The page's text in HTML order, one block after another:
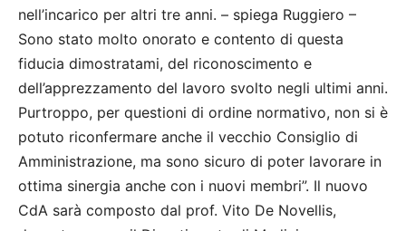
nell’incarico per altri tre anni. – spiega Ruggiero –
Sono stato molto onorato e contento di questa
fiducia dimostratami, del riconoscimento e
dell’apprezzamento del lavoro svolto negli ultimi anni.
Purtroppo, per questioni di ordine normativo, non si è
potuto riconfermare anche il vecchio Consiglio di
Amministrazione, ma sono sicuro di poter lavorare in
ottima sinergia anche con i nuovi membri”. Il nuovo
CdA sarà composto dal prof. Vito De Novellis,